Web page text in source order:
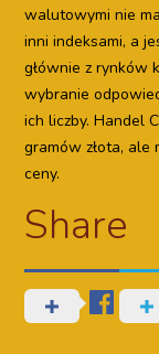
walutowymi nie
inni indeksami, a
głównie z rynków
wybranie
ich liczby. Handel
gramów złota, ale
ceny.
Share